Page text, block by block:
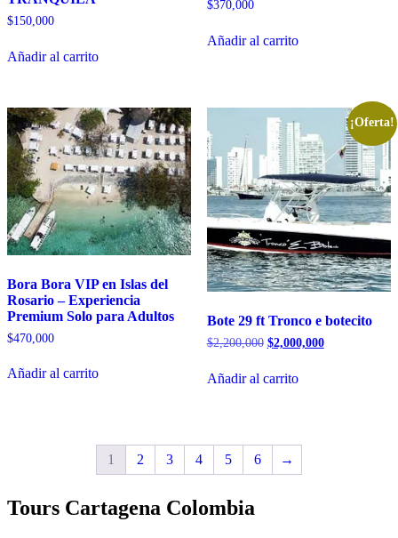
$150,000
Añadir al carrito
$370,000
Añadir al carrito
Bora Bora VIP en Islas del
Rosario – Experiencia
Premium Solo para Adultos
$470,000
Añadir al carrito
¡Oferta!
Bote 29 ft Tronco e botecito
$2,200,000 El
era:
$2,000,000El
Añadir al carrito
1 2 3 4 5 6 →
Tours Cartagena Colombia